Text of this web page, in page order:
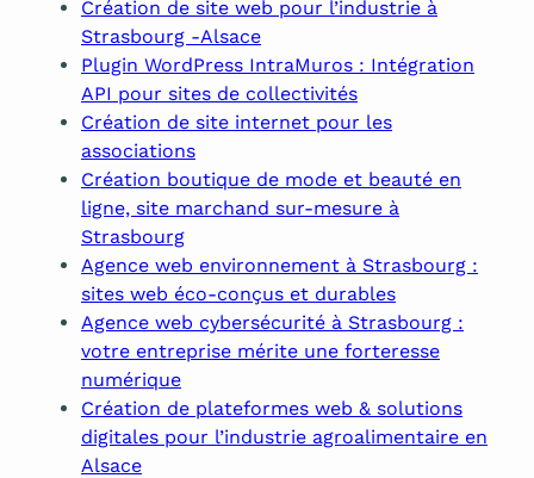
Création de site web pour l’industrie à
Strasbourg -Alsace
Plugin WordPress IntraMuros : Intégration
API pour sites de collectivités
Création de site internet pour les
associations
Création boutique de mode et beauté en
ligne, site marchand sur-mesure à
Strasbourg
Agence web environnement à Strasbourg :
sites web éco-conçus et durables
Agence web cybersécurité à Strasbourg :
votre entreprise mérite une forteresse
numérique
Création de plateformes web & solutions
digitales pour l’industrie agroalimentaire en
Alsace